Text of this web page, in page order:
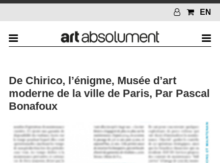
EN
De Chirico, l’énigme, Musée d’art
moderne de la ville de Paris, Par Pascal
Bonafoux